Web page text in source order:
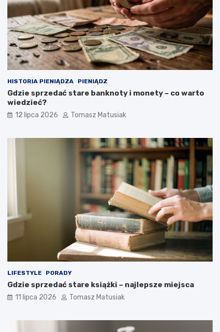
HISTORIA PIENIĄDZA PIENIĄDZ
Gdzie sprzedać stare banknoty i monety – co warto
wiedzieć?
12 lipca 2026 Tomasz Matusiak
LIFESTYLE PORADY
Gdzie sprzedać stare książki – najlepsze miejsca
11 lipca 2026 Tomasz Matusiak